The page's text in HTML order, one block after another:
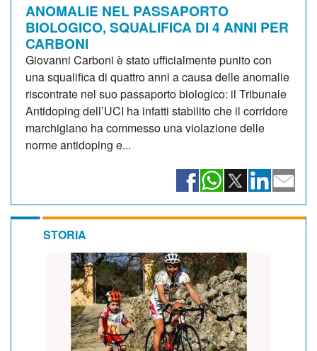
ANOMALIE NEL PASSAPORTO
BIOLOGICO, SQUALIFICA DI 4 ANNI PER
CARBONI
Giovanni Carboni è stato ufficialmente punito con
una squalifica di quattro anni a causa delle anomalie
riscontrate nel suo passaporto biologico: il Tribunale
Antidoping dell’UCI ha infatti stabilito che il corridore
marchigiano ha commesso una violazione delle
norme antidoping e...
STORIA